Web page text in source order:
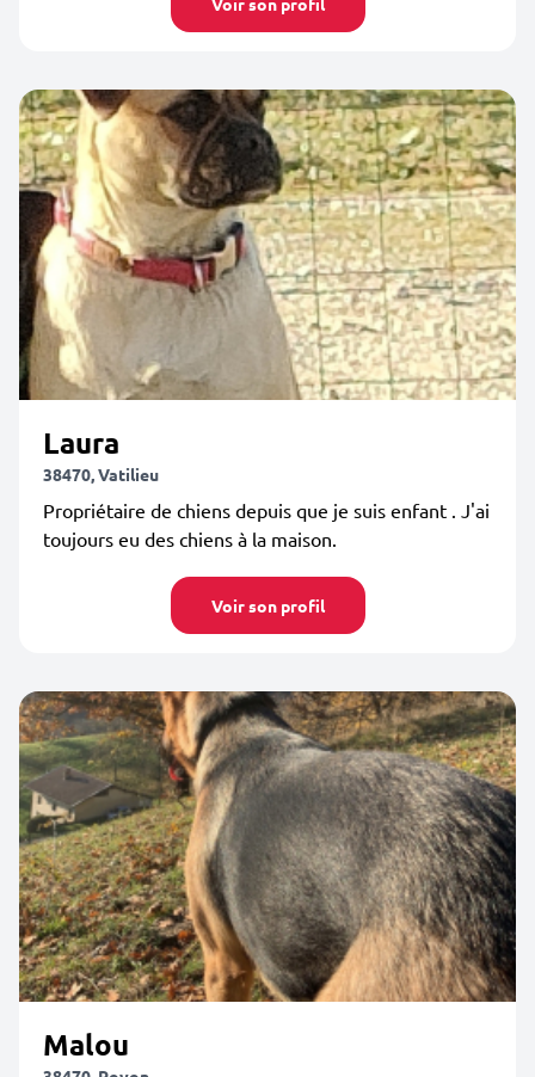
Laura
38470, Vatilieu
Propriétaire de chiens depuis que je suis enfant . J'ai
toujours eu des chiens à la maison.
Voir son profil
Malou